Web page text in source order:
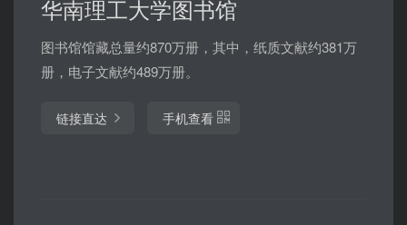
华南理工大学图书馆
图书馆馆藏总量约870万册，其中，纸质文献约381万
册，电子文献约489万册。
链接直达 手机查看